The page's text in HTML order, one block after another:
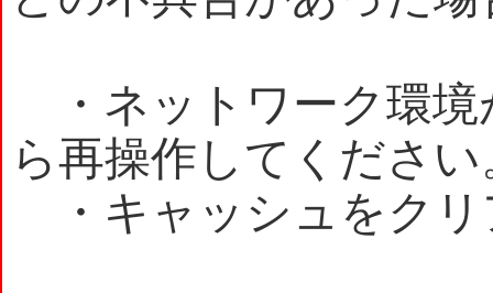
・ネットワーク環境
ら再操作してください
・キャッシュをクリ